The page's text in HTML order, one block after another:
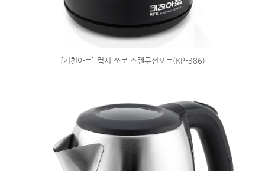
[키친아트] 럭시 쏘로 스텐무선포트(KP-386)